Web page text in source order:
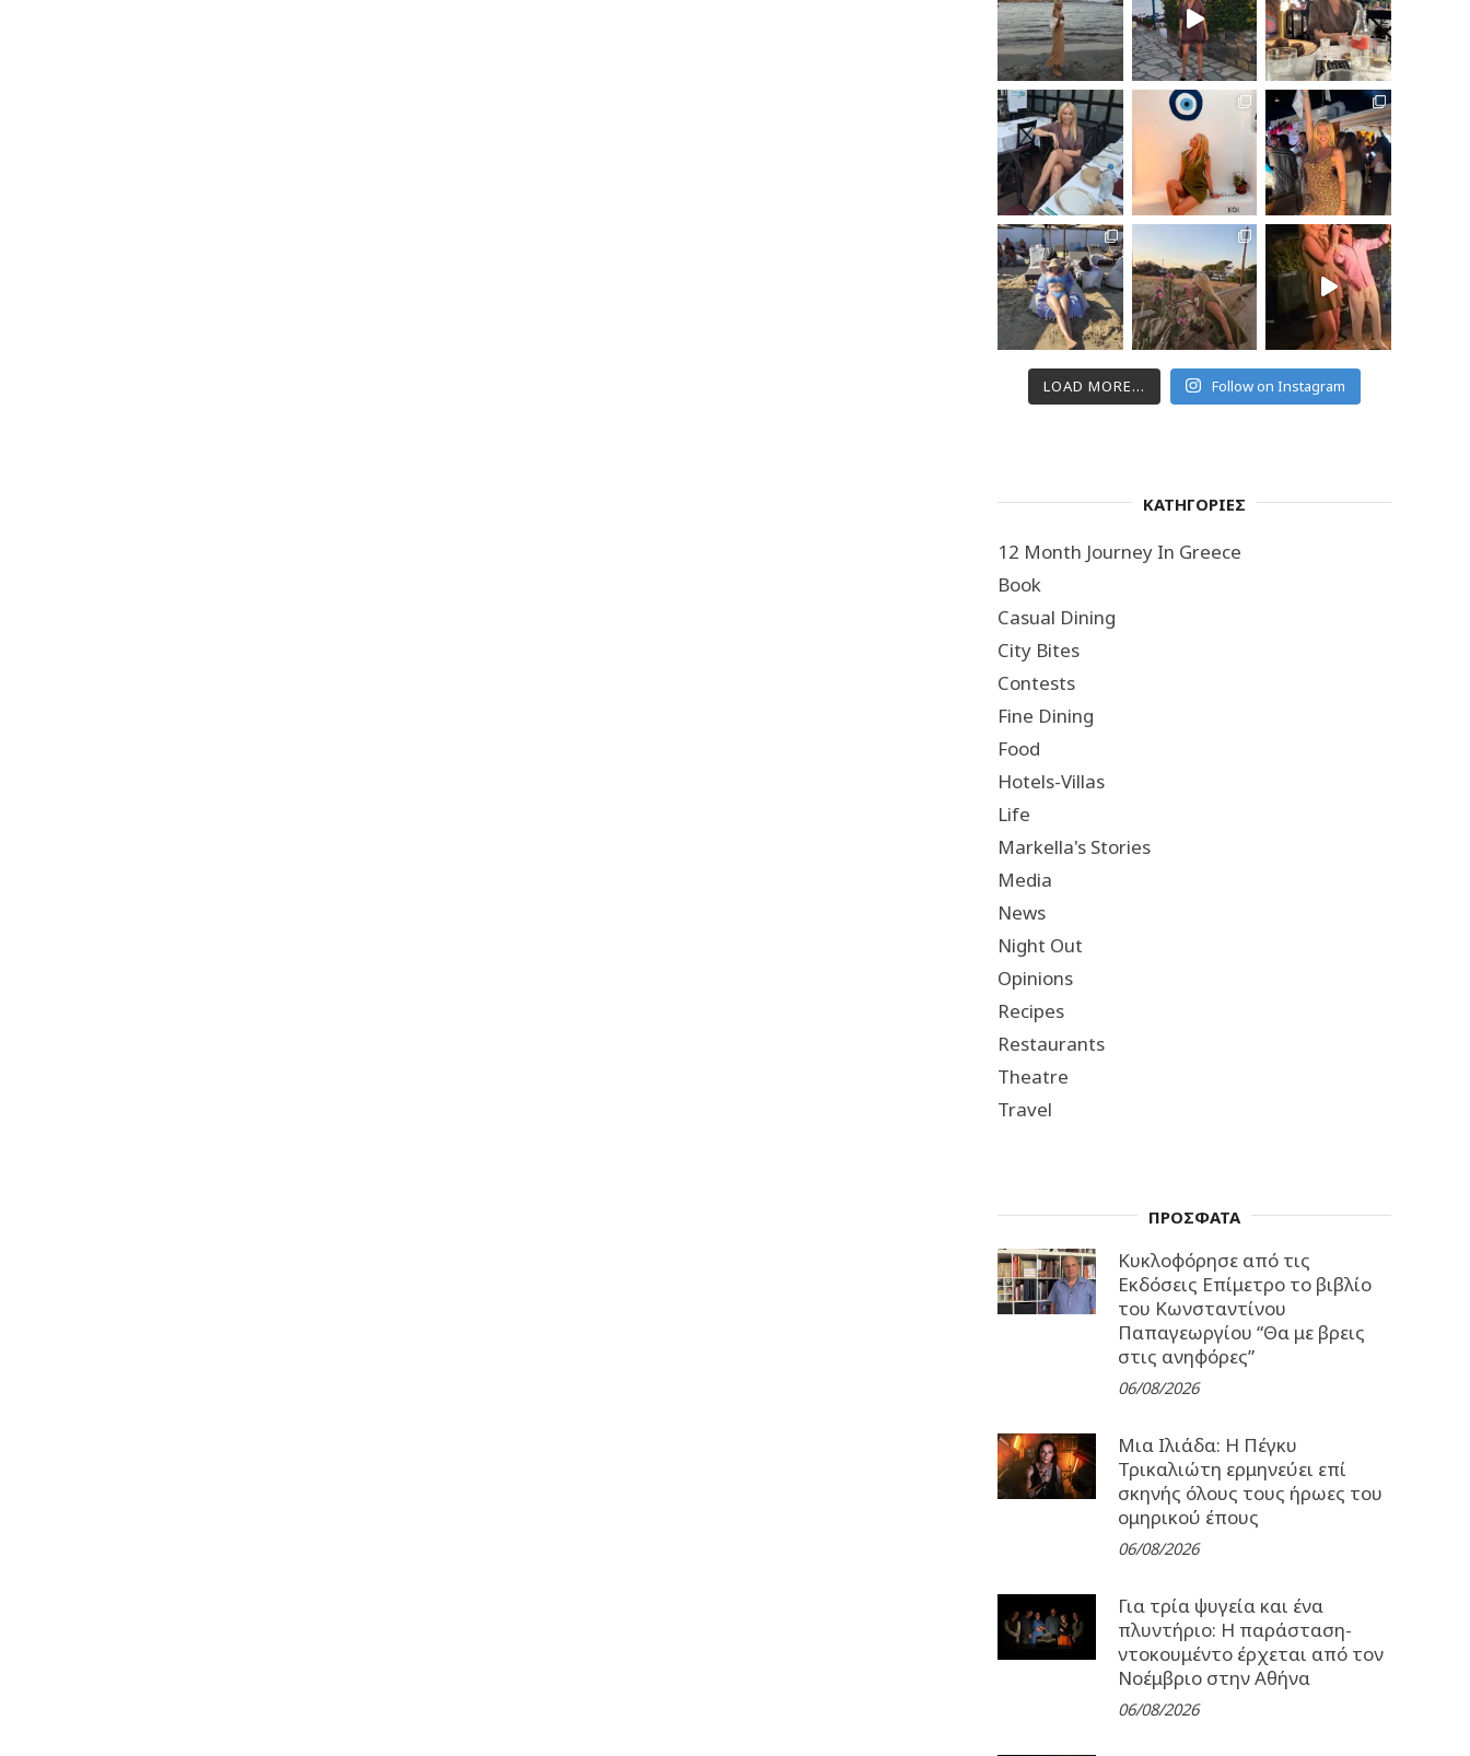
LOAD MORE... Follow on Instagram
ΚΑΤΗΓΟΡΙΕΣ
12 Month Journey In Greece
Book
Casual Dining
City Bites
Contests
Fine Dining
Food
Hotels-Villas
Life
Markella's Stories
Media
News
Night Out
Opinions
Recipes
Restaurants
Theatre
Travel
ΠΡΟΣΦΑΤΑ
Κυκλοφόρησε από τις
Εκδόσεις Επίμετρο το βιβλίο
του Κωνσταντίνου
Παπαγεωργίου “Θα με βρεις
στις ανηφόρες”
06/08/2026
Μια Ιλιάδα: H Πέγκυ
Τρικαλιώτη ερμηνεύει επί
σκηνής όλους τους ήρωες του
ομηρικού έπους
06/08/2026
Για τρία ψυγεία και ένα
πλυντήριο: Η παράσταση-
ντοκουμέντο έρχεται από τον
Νοέμβριο στην Αθήνα
06/08/2026